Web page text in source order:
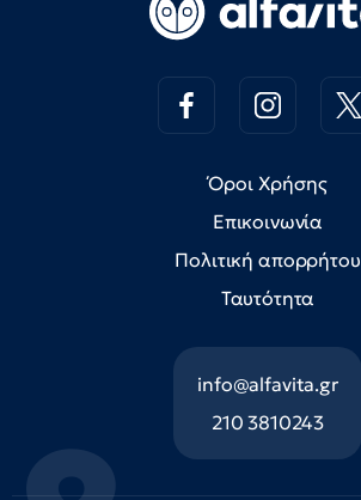
Όροι Χρήσης
Επικοινωνία
Πολιτική απορρήτου
Ταυτότητα
info@alfavita.gr
210 3810243